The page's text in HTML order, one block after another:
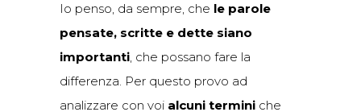
Io penso, da sempre, che le parole
pensate, scritte e dette siano
importanti, che possano fare la
differenza. Per questo provo ad
analizzare con voi alcuni termini che